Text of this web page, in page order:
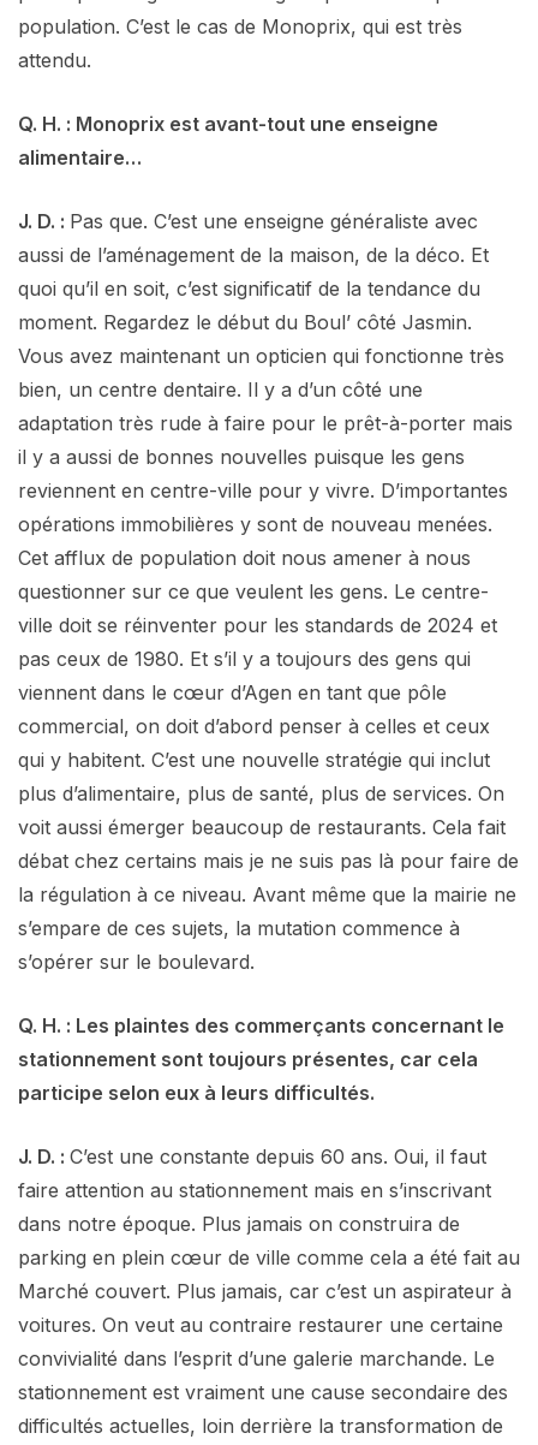
population. C’est le cas de Monoprix, qui est très
attendu.
Q. H. : Monoprix est avant-tout une enseigne
alimentaire…
J. D. : Pas que. C’est une enseigne généraliste avec
aussi de l’aménagement de la maison, de la déco. Et
quoi qu’il en soit, c’est significatif de la tendance du
moment. Regardez le début du Boul’ côté Jasmin.
Vous avez maintenant un opticien qui fonctionne très
bien, un centre dentaire. Il y a d’un côté une
adaptation très rude à faire pour le prêt-à-porter mais
il y a aussi de bonnes nouvelles puisque les gens
reviennent en centre-ville pour y vivre. D’importantes
opérations immobilières y sont de nouveau menées.
Cet afflux de population doit nous amener à nous
questionner sur ce que veulent les gens. Le centre-
ville doit se réinventer pour les standards de 2024 et
pas ceux de 1980. Et s’il y a toujours des gens qui
viennent dans le cœur d’Agen en tant que pôle
commercial, on doit d’abord penser à celles et ceux
qui y habitent. C’est une nouvelle stratégie qui inclut
plus d’alimentaire, plus de santé, plus de services. On
voit aussi émerger beaucoup de restaurants. Cela fait
débat chez certains mais je ne suis pas là pour faire de
la régulation à ce niveau. Avant même que la mairie ne
s’empare de ces sujets, la mutation commence à
s’opérer sur le boulevard.
Q. H. : Les plaintes des commerçants concernant le
stationnement sont toujours présentes, car cela
participe selon eux à leurs difficultés.
J. D. : C’est une constante depuis 60 ans. Oui, il faut
faire attention au stationnement mais en s’inscrivant
dans notre époque. Plus jamais on construira de
parking en plein cœur de ville comme cela a été fait au
Marché couvert. Plus jamais, car c’est un aspirateur à
voitures. On veut au contraire restaurer une certaine
convivialité dans l’esprit d’une galerie marchande. Le
stationnement est vraiment une cause secondaire des
difficultés actuelles, loin derrière la transformation de